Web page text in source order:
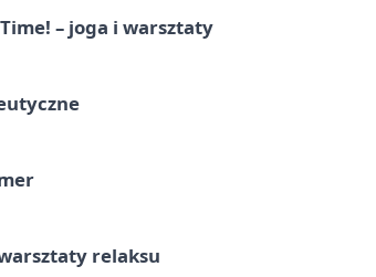
– joga i warsztaty
warsztaty relaksu